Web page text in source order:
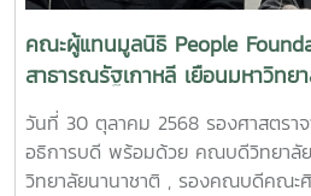
พระบรมชนกาธิเบศร มหาภูมิพลอดุล
บพิตร “พระบิดาแห่งฝนหลวง”
คณะผู้แทนมูลนิธิ People
สาธารณรัฐเกาหลี เยือนมหาวิทย
วันที่ 30 ตุลาคม 2568 รองศาสตรา
อธิการบดี พร้อมด้วย คณบดีวิทยาลั
วิทยาลัยนานาชาติ , รองคณบดีคณ